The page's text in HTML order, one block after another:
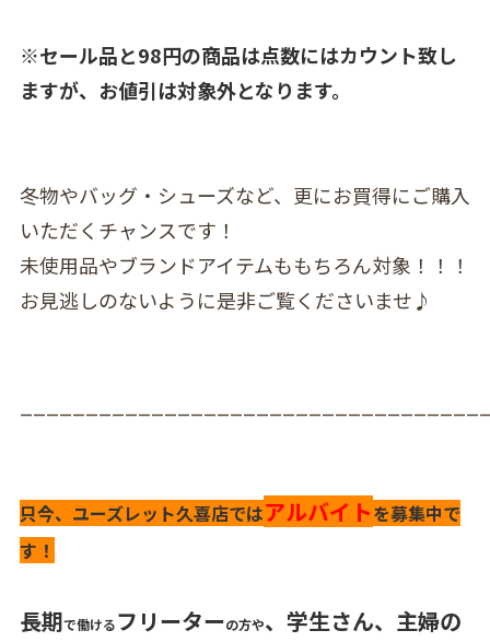
※セール品と98円の商品は点数にはカウント致し
ますが、お値引は対象外となります。
冬物やバッグ・シューズなど、更にお買得にご購入
いただくチャンスです！
未使用品やブランドアイテムももちろん対象！！！
お見逃しのないように是非ご覧くださいませ♪
只今、ユーズレット久喜店ではアルバイトを募集中で
す！
長期で働けるフリーターの方や、 学生さん、主婦の